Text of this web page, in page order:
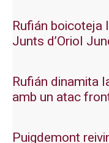
Rufián boicoteja
Junts d’Oriol
Rufián dinamita
amb un atac
Puigdemont